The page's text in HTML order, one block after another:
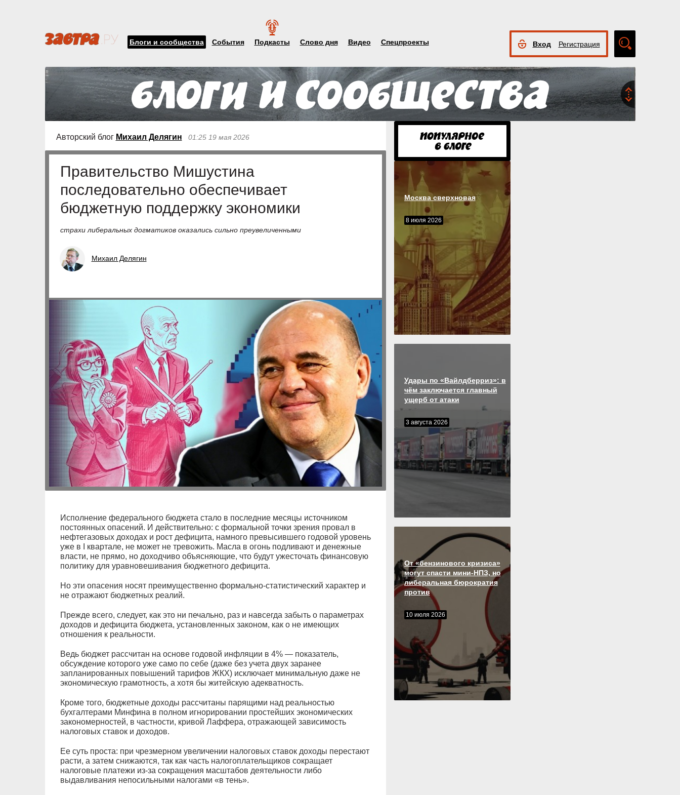
Блоги и сообщества События Подкасты Слово дня Видео Спецпроекты Вход Регистрация
поиск
Авторский блог Михаил Делягин 01:25 19 мая 2026
Правительство Мишустина
последовательно обеспечивает
бюджетную поддержку экономики
страхи либеральных догматиков оказались сильно преувеличенными
Михаил Делягин
Исполнение федерального бюджета стало в последние месяцы источником
постоянных опасений. И действительно: с формальной точки зрения провал в
нефтегазовых доходах и рост дефицита, намного превысившего годовой уровень
уже в I квартале, не может не тревожить. Масла в огонь подливают и денежные
власти, не прямо, но доходчиво объясняющие, что будут ужесточать финансовую
политику для уравновешивания бюджетного дефицита.
Но эти опасения носят преимущественно формально-статистический характер и
не отражают бюджетных реалий.
Прежде всего, следует, как это ни печально, раз и навсегда забыть о параметрах
доходов и дефицита бюджета, установленных законом, как о не имеющих
отношения к реальности.
Ведь бюджет рассчитан на основе годовой инфляции в 4% — показатель,
обсуждение которого уже само по себе (даже без учета двух заранее
запланированных повышений тарифов ЖКХ) исключает минимальную даже не
экономическую грамотность, а хотя бы житейскую адекватность.
Кроме того, бюджетные доходы рассчитаны парящими над реальностью
бухгалтерами Минфина в полном игнорировании простейших экономических
закономерностей, в частности, кривой Лаффера, отражающей зависимость
налоговых ставок и доходов.
Ее суть проста: при чрезмерном увеличении налоговых ставок доходы перестают
расти, а затем снижаются, так как часть налогоплательщиков сокращает
налоговые платежи из-за сокращения масштабов деятельности либо
выдавливания непосильными налогами «в тень».
Москва сверхновая
8 июля 2026
Удары по «Вайлдберриз»: в
чём заключается главный
ущерб от атаки
3 августа 2026
От «бензинового кризиса»
могут спасти мини-НПЗ, но
либеральная бюрократия
против
10 июля 2026